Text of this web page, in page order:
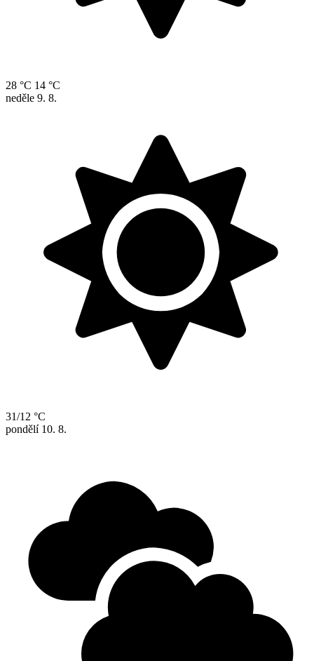
28 °C 14 °C
neděle 9. 8.
31/12 °C
pondělí 10. 8.